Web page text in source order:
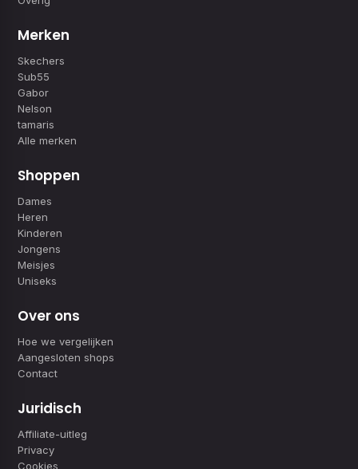
Merken
Skechers
Sub55
Gabor
Nelson
tamaris
Alle merken
Shoppen
Dames
Heren
Kinderen
Jongens
Meisjes
Uniseks
Over ons
Hoe we vergelijken
Aangesloten shops
Contact
Juridisch
Affiliate-uitleg
Privacy
Cookies